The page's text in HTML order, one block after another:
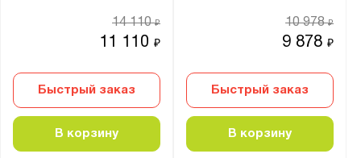
11 110₽
14 110₽
Быстрый заказ
В корзину
9 878₽
10 978₽
Быстрый заказ
В корзину
до
Для рабочей одежды
Сварной